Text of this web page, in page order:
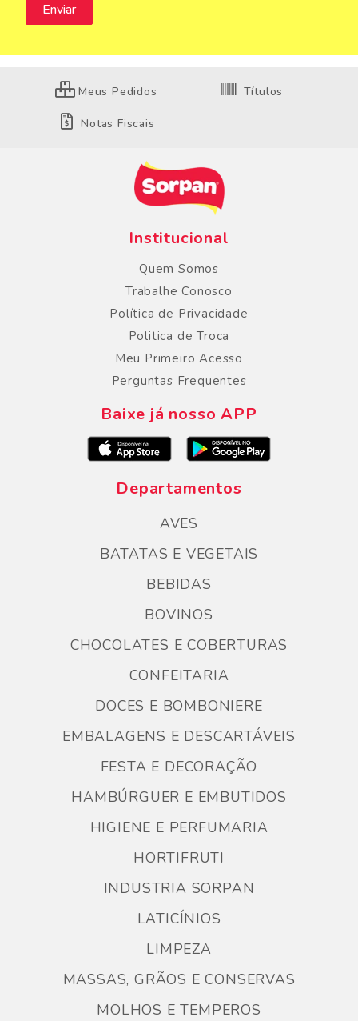
Meus Pedidos Títulos
Notas Fiscais
Institucional
Quem Somos
Trabalhe Conosco
Política de Privacidade
Politica de Troca
Meu Primeiro Acesso
Perguntas Frequentes
Baixe já nosso APP
Departamentos
AVES
BATATAS E VEGETAIS
BEBIDAS
BOVINOS
CHOCOLATES E COBERTURAS
CONFEITARIA
DOCES E BOMBONIERE
EMBALAGENS E DESCARTÁVEIS
FESTA E DECORAÇÃO
HAMBÚRGUER E EMBUTIDOS
HIGIENE E PERFUMARIA
HORTIFRUTI
INDUSTRIA SORPAN
LATICÍNIOS
LIMPEZA
MASSAS, GRÃOS E CONSERVAS
MOLHOS E TEMPEROS